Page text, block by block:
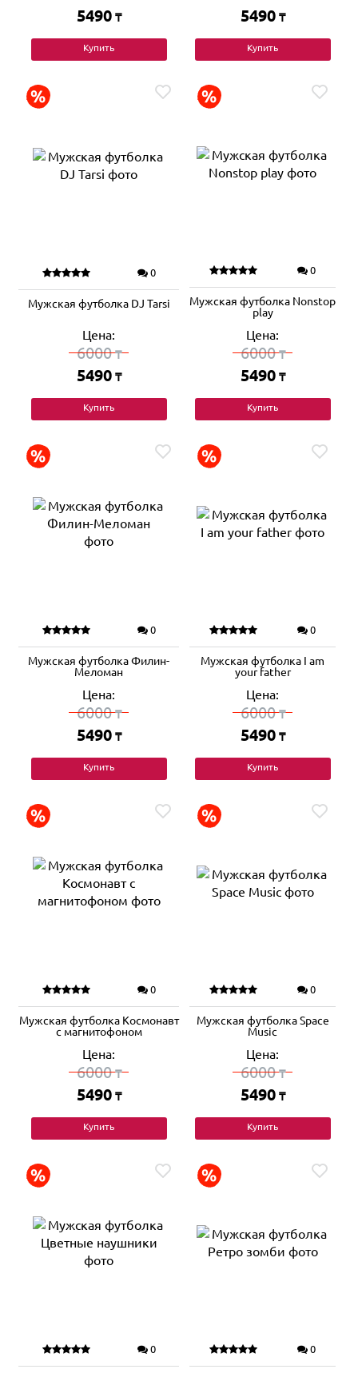
5490 ₸
Купить
5490 ₸
Купить
0
Мужская футболка DJ Tarsi
Цена:
6000₸
5490 ₸
Купить
0
Мужская футболка Nonstop
play
Цена:
6000₸
5490 ₸
Купить
0
Мужская футболка Филин-
Меломан
Цена:
6000₸
5490 ₸
Купить
0
Мужская футболка I am
your father
Цена:
6000₸
5490 ₸
Купить
0
Мужская футболка Космонавт
с магнитофоном
Цена:
6000₸
5490 ₸
Купить
0
Мужская футболка Space
Music
Цена:
6000₸
5490 ₸
Купить
0 0